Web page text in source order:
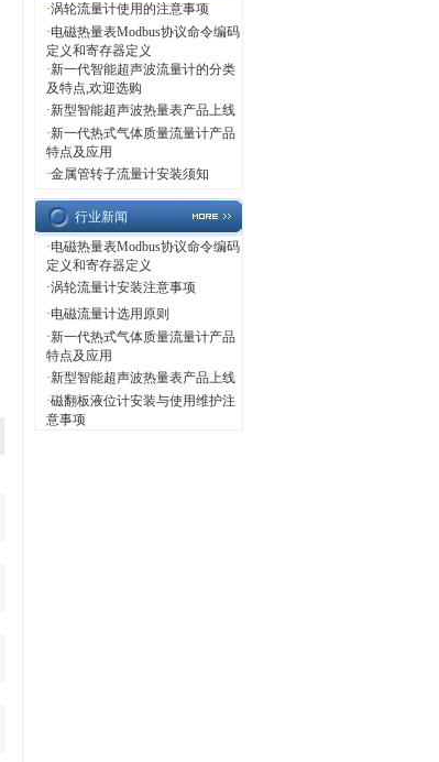
·涡轮流量计使用的注意事项
·电磁热量表Modbus协议命令编码
定义和寄存器定义
·新一代智能超声波流量计的分类
及特点,欢迎选购
·新型智能超声波热量表产品上线
·新一代热式气体质量流量计产品
特点及应用
·金属管转子流量计安装须知
行业新闻
·电磁热量表Modbus协议命令编码
定义和寄存器定义
·涡轮流量计安装注意事项
·电磁流量计选用原则
·新一代热式气体质量流量计产品
特点及应用
·新型智能超声波热量表产品上线
·磁翻板液位计安装与使用维护注
意事项